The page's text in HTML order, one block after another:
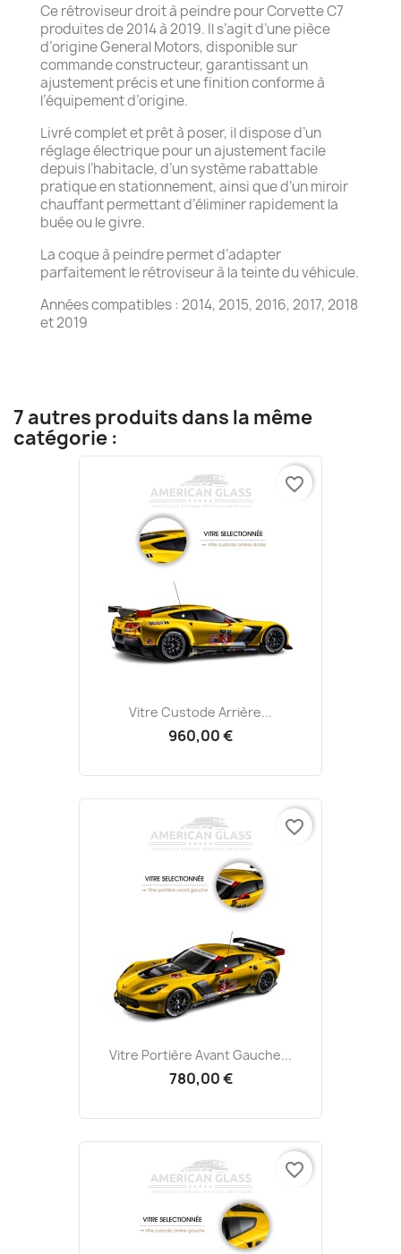
Ce rétroviseur droit à peindre pour Corvette C7
produites de 2014 à 2019. Il s’agit d’une pièce
d’origine General Motors, disponible sur
commande constructeur, garantissant un
ajustement précis et une finition conforme à
l’équipement d’origine.
Livré complet et prêt à poser, il dispose d’un
réglage électrique pour un ajustement facile
depuis l’habitacle, d’un système rabattable
pratique en stationnement, ainsi que d’un miroir
chauffant permettant d’éliminer rapidement la
buée ou le givre.
La coque à peindre permet d’adapter
parfaitement le rétroviseur à la teinte du véhicule.
Années compatibles : 2014, 2015, 2016, 2017, 2018
et 2019
7 autres produits dans la même
catégorie :
Vitre Custode Arrière...
960,00 €
favorite_border
Vitre Portière Avant Gauche...
780,00 €
favorite_border
favorite_border